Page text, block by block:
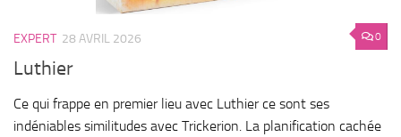
0
EXPERT 28 AVRIL 2026
Luthier
Ce qui frappe en premier lieu avec Luthier ce sont ses
indéniables similitudes avec Trickerion. La planification cachée